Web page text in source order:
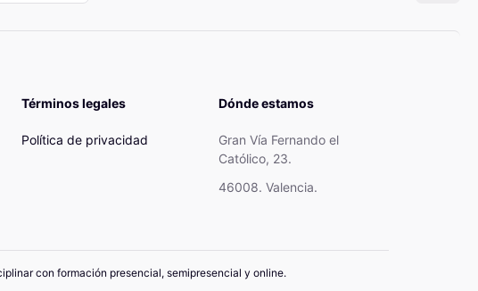
Términos legales
Política de privacidad
Dónde estamos
Gran Vía Fernando el
Católico, 23.
46008. Valencia.
con formación presencial, semipresencial y online.